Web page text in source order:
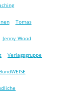
Tomas
Jenny Wood
Verlagsgruppe